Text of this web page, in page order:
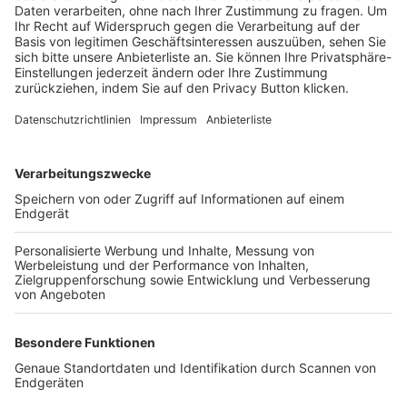
Trainerbörse
Login SpielPlus
FOLGE DEM BFV
TOP-VEREINE
TOP-PARTNER